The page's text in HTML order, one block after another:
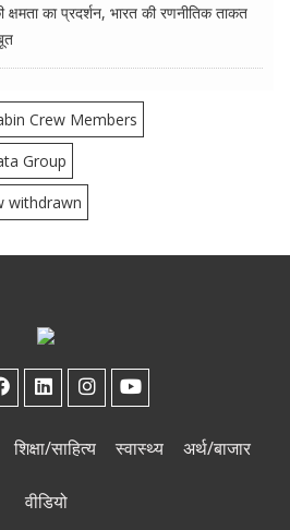
क्षमता का प्रदर्शन, भारत की रणनीतिक ताकत
Crew Members
Group
withdrawn
शिक्षा/साहित्य स्वास्थ्य अर्थ/बाजार
वीडियो